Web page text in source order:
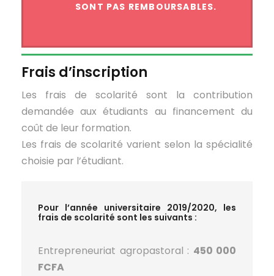
SONT PAS REMBOURSABLES.
Frais d’inscription
Les frais de scolarité sont la contribution
demandée aux étudiants au financement du
coût de leur formation.
Les frais de scolarité varient selon la spécialité
choisie par l’étudiant.
Pour l’année universitaire 2019/2020, les
frais de scolarité sont les suivants :
Entrepreneuriat agropastoral : 450 000
FCFA